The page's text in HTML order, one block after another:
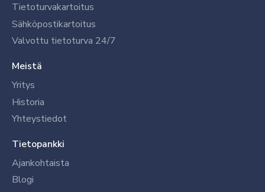
Tietoturvakartoitus
Sähköpostikartoitus
Valvottu tietoturva 24/7
Meistä
Yritys
Historia
Yhteystiedot
Tietopankki
Ajankohtaista
Blogi